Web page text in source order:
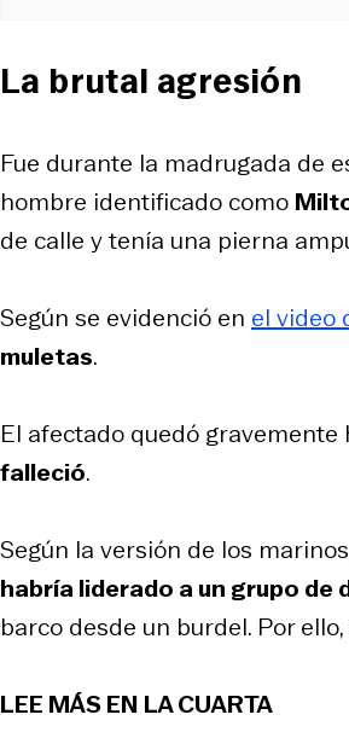
La brutal agresión
Fue durante la madrugada de
hombre identificado como
de calle y tenía una pierna
Según se evidenció en el video
muletas.
El afectado quedó
falleció.
Según la versión de los
habría liderado a un grupo
barco desde un burdel. Por
LEE MÁS EN LA CUARTA